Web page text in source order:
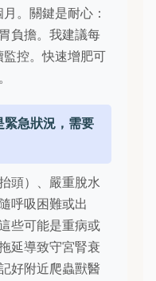
。關鍵是耐心：
負擔。我建議每
控。快速增肥可
緊急狀況，需要
頭）、嚴重脫水
呼吸困難或出
些可能是重病或
延導致守宮腎衰
好附近爬蟲獸醫